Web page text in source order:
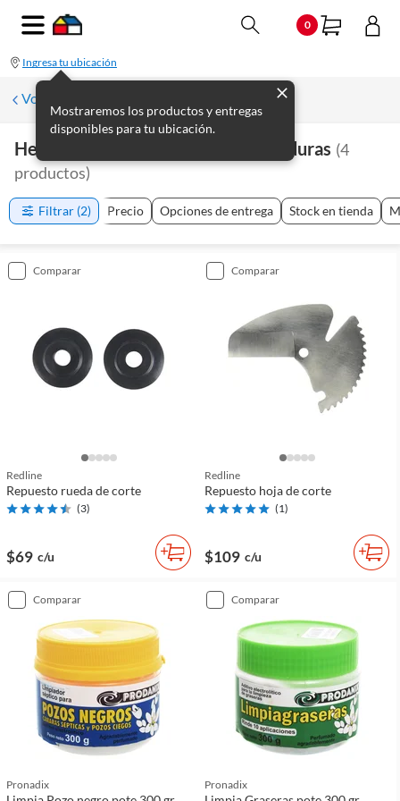
0
Ingresa tu ubicación
Mostraremos los productos y entregas
disponibles para tu ubicación.
Volver a Plomería
Herramientas De Plomería Y Soldaduras (4
productos)
Filtrar (2) Precio Opciones de entrega Stock en tienda
comparar
Redline
Repuesto rueda de corte
(3)
$69 c/u
comparar
Redline
Repuesto hoja de corte
(1)
$109 c/u
comparar
Pronadix
comparar
Pronadix